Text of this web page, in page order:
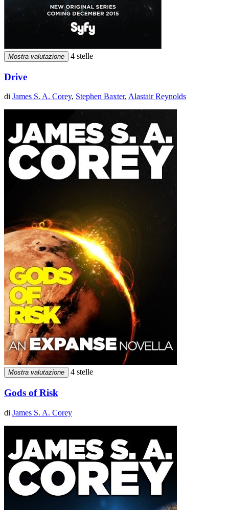
Mostra valutazione 4 stelle
Drive
di James S. A. Corey, Stephen Baxter, Alastair Reynolds
Mostra valutazione 4 stelle
Gods of Risk
di James S. A. Corey